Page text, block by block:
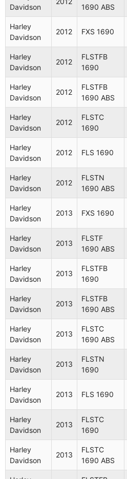
Harley
2011
FLSTF
Harley
Davidson
2011
ABS
Harley
Davidson
2011
Harley
Davidson
1584
Harley
2011
Harley
Davidson
2011
Harley
Davidson
2011
Harley
Davidson
Harley
Davidson
2011
Davidson
2012
1690
Harley
Davidson
2012
ABS
Harley
2012
1690
Davidson
1690 ABS
Harley
Davidson
2012 FXS 1690
Harley
Davidson
2012
FLSTFB
1690
Harley
Davidson
2012
FLSTFB
1690 ABS
Harley
Davidson
2012
FLSTC
1690
Harley
Davidson
2012 FLS 1690
Harley
Davidson
2012
FLSTN
1690 ABS
Harley
Davidson
2013 FXS 1690
Harley
Davidson
2013
FLSTF
1690 ABS
Harley
Davidson
2013
FLSTFB
1690
Harley
Davidson
2013
FLSTFB
1690 ABS
Harley
Davidson
2013
FLSTC
1690 ABS
Harley
Davidson
2013
FLSTN
1690
Harley
Davidson
2013 FLS 1690
Harley
Davidson
2013
FLSTC
1690
Harley
Davidson
2013
FLSTC
1690 ABS